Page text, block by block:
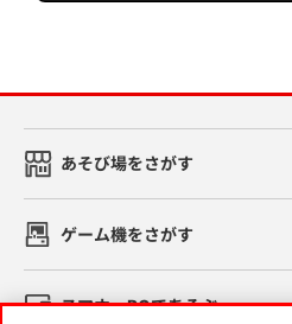
あそび場をさがす
ゲーム機をさがす
スマホ・PCであそぶ